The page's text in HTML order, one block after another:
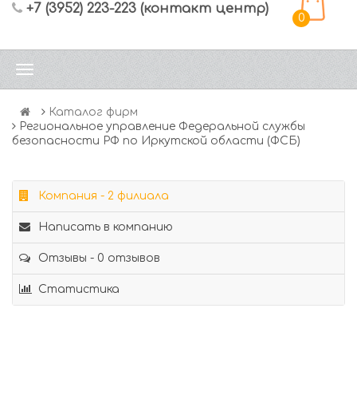
+7 (3952) 223-223 (контакт центр)
0
Каталог фирм
Региональное управление Федеральной службы
безопасности РФ по Иркутской области (ФСБ)
Компания - 2 филиала
Написать в компанию
Отзывы - 0 отзывов
Статистика